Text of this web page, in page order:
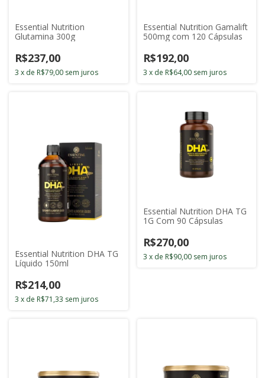
Essential Nutrition
Glutamina 300g
R$237,00
3 x de R$79,00 sem juros
Essential Nutrition Gamalift
500mg com 120 Cápsulas
R$192,00
3 x de R$64,00 sem juros
Essential Nutrition DHA TG
Líquido 150ml
R$214,00
3 x de R$71,33 sem juros
Essential Nutrition DHA TG
1G Com 90 Cápsulas
R$270,00
3 x de R$90,00 sem juros